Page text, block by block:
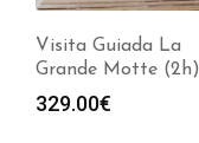
Visita Guiada La
Grande Motte (2h)
329.00€